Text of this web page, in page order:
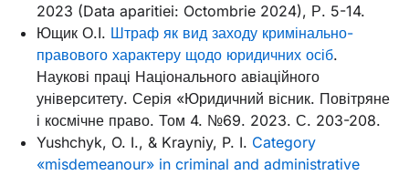
2023 (Data aparitiei: Octombrie 2024), Р. 5-14.
Ющик О.І. Штраф як вид заходу кримінально-
правового характеру щодо юридичних осіб.
Наукові праці Національного авіаційного
університету. Серія «Юридичний вісник. Повітряне
і космічне право. Том 4. №69. 2023. С. 203-208.
Yushchyk, O. I., & Krayniy, P. I. Category
«misdemeanour» in criminal and administrative